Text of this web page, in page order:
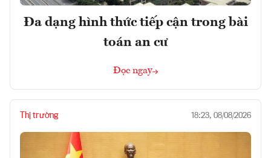
Đa dạng hình thức tiếp cận trong bài
toán an cư
Đọc ngay
Thị trường 18:23, 08/08/2026